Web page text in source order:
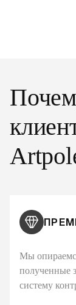
Мы
полученные
систему